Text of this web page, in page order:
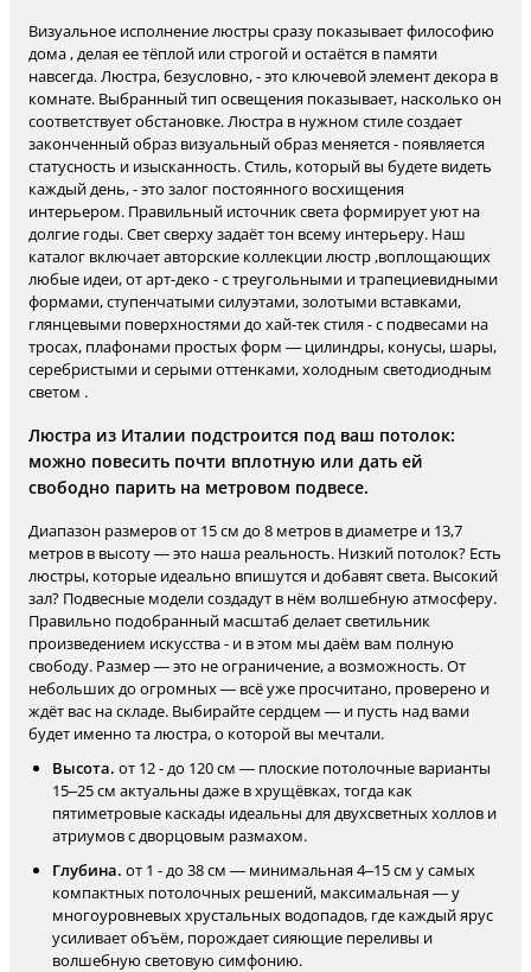
Визуальное исполнение люстры сразу показывает философию
дома , делая ее тёплой или строгой и остаётся в памяти
навсегда. Люстра, безусловно, - это ключевой элемент декора в
комнате. Выбранный тип освещения показывает, насколько он
соответствует обстановке. Люстра в нужном стиле создает
законченный образ визуальный образ меняется - появляется
статусность и изысканность. Стиль, который вы будете видеть
каждый день, - это залог постоянного восхищения
интерьером. Правильный источник света формирует уют на
долгие годы. Свет сверху задаёт тон всему интерьеру. Наш
каталог включает авторские коллекции люстр ,воплощающих
любые идеи, от арт-деко - с треугольными и трапециевидными
формами, ступенчатыми силуэтами, золотыми вставками,
глянцевыми поверхностями до хай-тек стиля - с подвесами на
тросах, плафонами простых форм — цилиндры, конусы, шары,
серебристыми и серыми оттенками, холодным светодиодным
светом .
Люстра из Италии подстроится под ваш потолок:
можно повесить почти вплотную или дать ей
свободно парить на метровом подвесе.
Диапазон размеров от 15 см до 8 метров в диаметре и 13,7
метров в высоту — это наша реальность. Низкий потолок? Есть
люстры, которые идеально впишутся и добавят света. Высокий
зал? Подвесные модели создадут в нём волшебную атмосферу.
Правильно подобранный масштаб делает светильник
произведением искусства - и в этом мы даём вам полную
свободу. Размер — это не ограничение, а возможность. От
небольших до огромных — всё уже просчитано, проверено и
ждёт вас на складе. Выбирайте сердцем — и пусть над вами
будет именно та люстра, о которой вы мечтали.
Высота. от 12 - до 120 см — плоские потолочные варианты
15–25 см актуальны даже в хрущёвках, тогда как
пятиметровые каскады идеальны для двухсветных холлов и
атриумов с дворцовым размахом.
Глубина. от 1 - до 38 см — минимальная 4–15 см у самых
компактных потолочных решений, максимальная — у
многоуровневых хрустальных водопадов, где каждый ярус
усиливает объём, порождает сияющие переливы и
волшебную световую симфонию.